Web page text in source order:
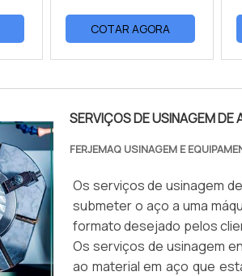
COTAR AGORA
SERVIÇOS DE USINAGEM DE
FERJEMAQ USINAGEM E
Os serviços de usinagem
submeter o aço a uma
formato desejado pelos
Os serviços de usinagem
ao material em aço que